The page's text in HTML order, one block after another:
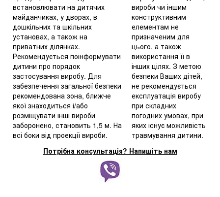
встановлювати на дитячих
майданчиках, у дворах, в
дошкільних та шкільних
установах, а також на
приватних ділянках.
Рекомендується поінформувати
дитини про порядок
застосування виробу. Для
забезпечення загальної безпеки
рекомендована зона, ближче
якої знаходиться і/або
розміщувати інші вироби
заборонено, становить 1,5 м. На
всі боки від проекції вироби.
вироби чи іншим
конструктивним
елементам не
призначеним для
цього, а також
використання її в
інших цілях. З метою
безпеки Ваших дітей,
не рекомендується
експлуатація виробу
при складних
погодних умовах, при
яких існує можливість
травмування дитини.
Потрібна консультація? Напишіть нам